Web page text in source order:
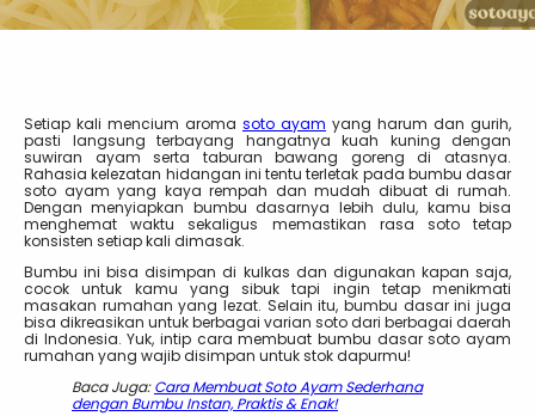
Setiap kali mencium aroma soto ayam yang harum dan gurih,
pasti langsung terbayang hangatnya kuah kuning dengan
suwiran ayam serta taburan bawang goreng di atasnya.
Rahasia kelezatan hidangan ini tentu terletak pada bumbu dasar
soto ayam yang kaya rempah dan mudah dibuat di rumah.
Dengan menyiapkan bumbu dasarnya lebih dulu, kamu bisa
menghemat waktu sekaligus memastikan rasa soto tetap
konsisten setiap kali dimasak.
Bumbu ini bisa disimpan di kulkas dan digunakan kapan saja,
cocok untuk kamu yang sibuk tapi ingin tetap menikmati
masakan rumahan yang lezat. Selain itu, bumbu dasar ini juga
bisa dikreasikan untuk berbagai varian soto dari berbagai daerah
di Indonesia. Yuk, intip cara membuat bumbu dasar soto ayam
rumahan yang wajib disimpan untuk stok dapurmu!
Baca Juga:Cara Membuat Soto Ayam Sederhana
dengan Bumbu Instan, Praktis & Enak!